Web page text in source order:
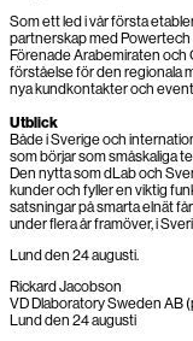
Som ett led i vår första
partnerskap med Powertech
Förenade Arabemiraten och
förståelse för den regionala
nya kundkontakter och
Utblick
Både i Sverige och
som börjar som småskaliga
Den nytta som dLab och
kunder och fyller en viktig
satsningar på smarta elnät
under flera år framöver, i
Lund den 24 augusti.
Rickard Jacobson
VD Dlaboratory Sweden AB
Lund den 24 augusti